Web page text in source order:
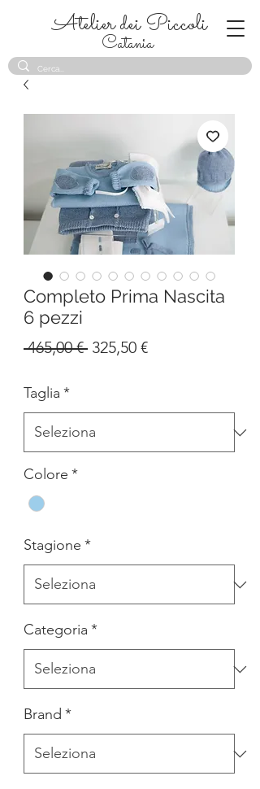
Atelier dei Piccoli
Catania
Completo Prima Nascita
6 pezzi
465,00 € Prezzo
325,50 €Prezzo
Taglia *
Colore *
Stagione *
Categoria *
Brand *